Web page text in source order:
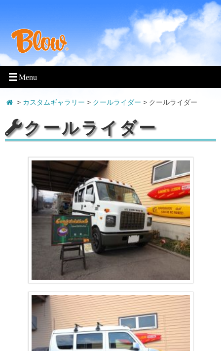
> カスタムギャラリー > クールライダー > クールライダー
クールライダー